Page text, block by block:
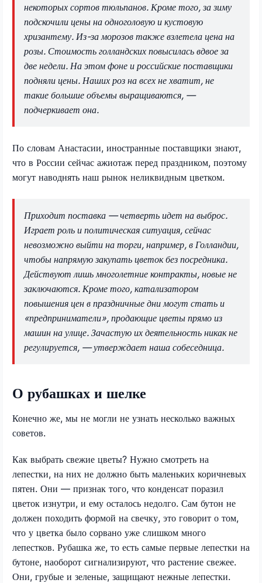
некоторых сортов тюльпанов. Кроме того, за зиму
подскочили цены на одноголовую и кустовую
хризантему. Из-за морозов также взлетела цена на
розы. Стоимость голландских повысилась вдвое за
две недели. На этом фоне и российские поставщики
подняли цены. Наших роз на всех не хватит, не
такие большие объемы выращиваются, —
подчеркивает она.
По словам Анастасии, иностранные поставщики знают,
что в России сейчас ажиотаж перед праздником, поэтому
могут наводнять наш рынок неликвидным цветком.
Приходит поставка — четверть идет на выброс.
Играет роль и политическая ситуация, сейчас
невозможно выйти на торги, например, в Голландии,
чтобы напрямую закупать цветок без посредника.
Действуют лишь многолетние контракты, новые не
заключаются. Кроме того, катализатором
повышения цен в праздничные дни могут стать и
«предприниматели», продающие цветы прямо из
машин на улице. Зачастую их деятельность никак не
регулируется, — утверждает наша собеседница.
О рубашках и шелке
Конечно же, мы не могли не узнать несколько важных
советов.
Как выбрать свежие цветы? Нужно смотреть на
лепестки, на них не должно быть маленьких коричневых
пятен. Они — признак того, что конденсат поразил
цветок изнутри, и ему осталось недолго. Сам бутон не
должен походить формой на свечку, это говорит о том,
что у цветка было сорвано уже слишком много
лепестков. Рубашка же, то есть самые первые лепестки на
бутоне, наоборот сигнализируют, что растение свежее.
Они, грубые и зеленые, защищают нежные лепестки.